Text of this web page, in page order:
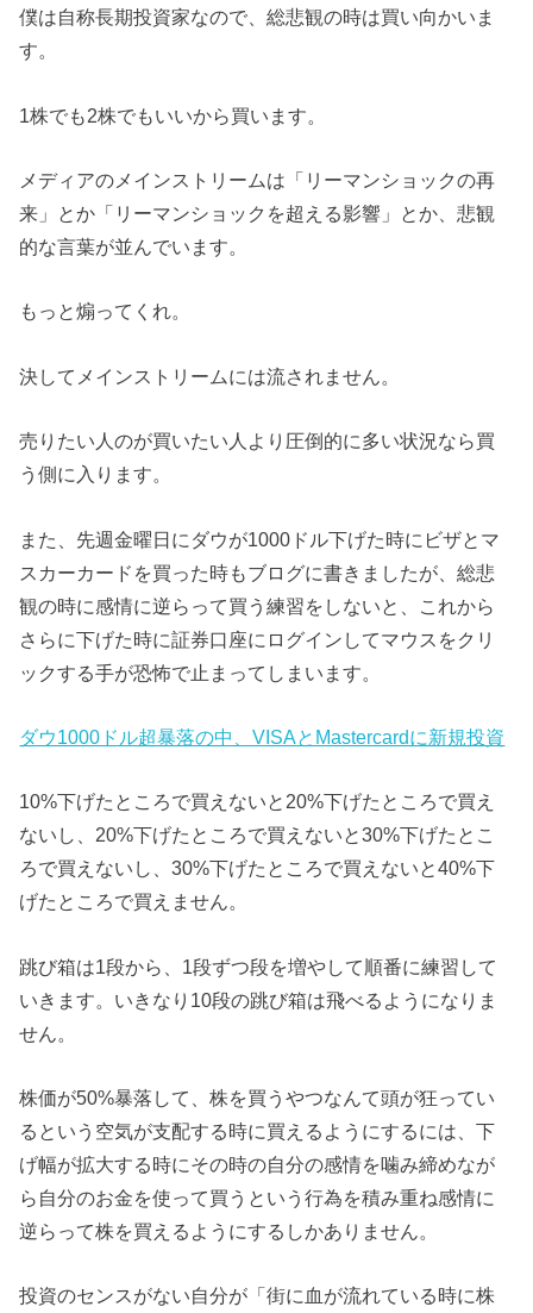
僕は自称長期投資家なので、総悲観の時は買い向かいま
す。
1株でも2株でもいいから買います。
メディアのメインストリームは「リーマンショックの再
来」とか「リーマンショックを超える影響」とか、悲観
的な言葉が並んでいます。
もっと煽ってくれ。
決してメインストリームには流されません。
売りたい人のが買いたい人より圧倒的に多い状況なら買
う側に入ります。
また、先週金曜日にダウが1000ドル下げた時にビザとマ
スカーカードを買った時もブログに書きましたが、総悲
観の時に感情に逆らって買う練習をしないと、これから
さらに下げた時に証券口座にログインしてマウスをクリ
ックする手が恐怖で止まってしまいます。
ダウ1000ドル超暴落の中、VISAとMastercardに新規投資
10%下げたところで買えないと20%下げたところで買え
ないし、20%下げたところで買えないと30%下げたとこ
ろで買えないし、30%下げたところで買えないと40%下
げたところで買えません。
跳び箱は1段から、1段ずつ段を増やして順番に練習して
いきます。いきなり10段の跳び箱は飛べるようになりま
せん。
株価が50%暴落して、株を買うやつなんて頭が狂ってい
るという空気が支配する時に買えるようにするには、下
げ幅が拡大する時にその時の自分の感情を噛み締めなが
ら自分のお金を使って買うという行為を積み重ね感情に
逆らって株を買えるようにするしかありません。
投資のセンスがない自分が「街に血が流れている時に株